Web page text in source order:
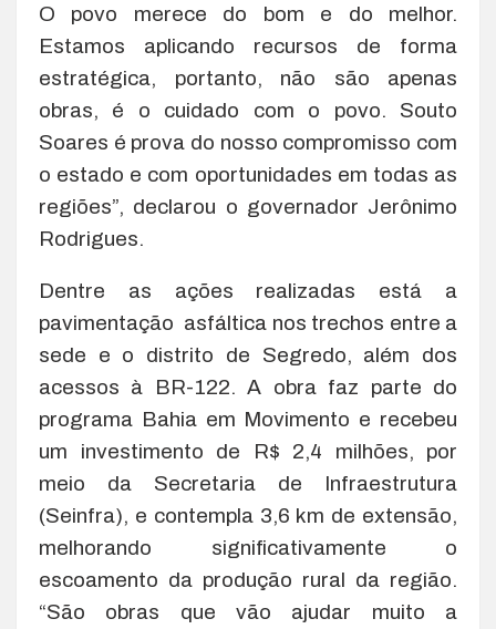
O povo merece do bom e do melhor.
Estamos aplicando recursos de forma
estratégica, portanto, não são apenas
obras, é o cuidado com o povo. Souto
Soares é prova do nosso compromisso com
o estado e com oportunidades em todas as
regiões”, declarou o governador Jerônimo
Rodrigues.
Dentre as ações realizadas está a
pavimentação asfáltica nos trechos entre a
sede e o distrito de Segredo, além dos
acessos à BR-122. A obra faz parte do
programa Bahia em Movimento e recebeu
um investimento de R$ 2,4 milhões, por
meio da Secretaria de Infraestrutura
(Seinfra), e contempla 3,6 km de extensão,
melhorando significativamente o
escoamento da produção rural da região.
“São obras que vão ajudar muito a